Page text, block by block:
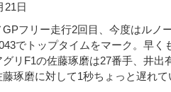
21日
フリー走行2回目、今度はルノ
でトップタイムをマーク。早く
グリF1の佐藤琢磨は27番手、井出
琢磨に対して1秒ちょっと遅れ